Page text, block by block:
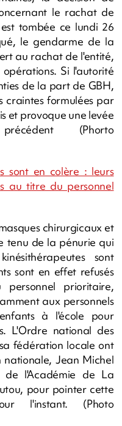
le rachat de
tombée ce lundi 26
le gendarme de la
au rachat de l'entité,
Si l'autorité
de la part de GBH,
craintes formulées par
et provoque une levée
(Phorto
sont en colère : leurs
au titre du personnel
chirurgicaux et
tenu de la pénurie qui
sont
sont en effet refusés
prioritaire,
aux personnels
à l'école pour
L'Ordre national des
fédération locale ont
Jean Michel
de l'Académie de La
pour pointer cette
l'instant. (Photo